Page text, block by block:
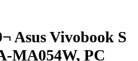
Asus Vivobook S
MA054W, PC